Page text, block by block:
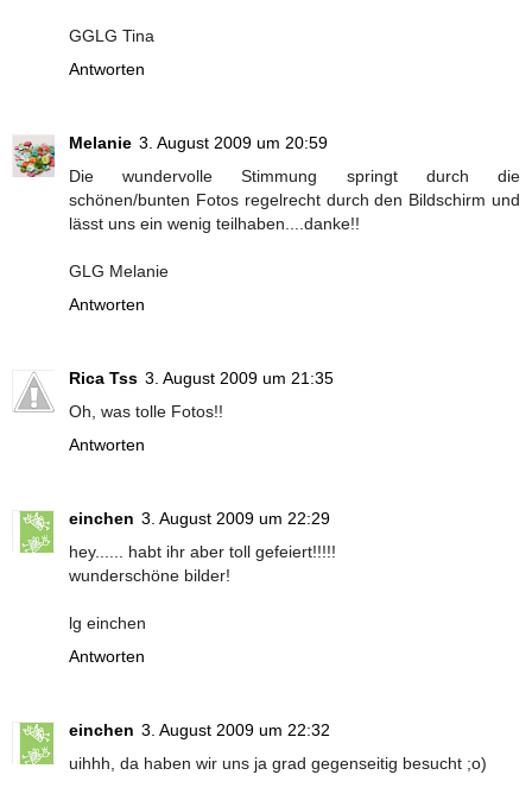
GGLG Tina
Antworten
Melanie 3. August 2009 um 20:59
Die wundervolle Stimmung springt durch die
schönen/bunten Fotos regelrecht durch den Bildschirm und
lässt uns ein wenig teilhaben....danke!!
GLG Melanie
Antworten
Rica Tss 3. August 2009 um 21:35
Oh, was tolle Fotos!!
Antworten
einchen 3. August 2009 um 22:29
hey...... habt ihr aber toll gefeiert!!!!!
wunderschöne bilder!
lg einchen
Antworten
einchen 3. August 2009 um 22:32
uihhh, da haben wir uns ja grad gegenseitig besucht ;o)